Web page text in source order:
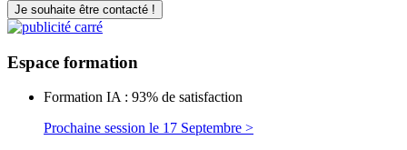
Je souhaite être contacté !
Espace formation
Formation IA : 93% de satisfaction
Prochaine session le 17 Septembre >